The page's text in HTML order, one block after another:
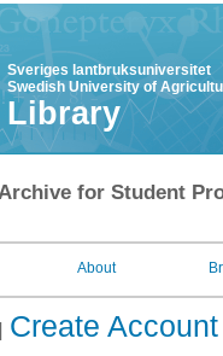
Sveriges lantbruksuniversitet
Swedish University of
Library
for Student
About
Create Account